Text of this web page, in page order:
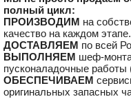
полный цикл:
ПРОИЗВОДИМ на
качество на каждом
ДОСТАВЛЯЕМ по всей
ВЫПОЛНЯЕМ шеф-
пусконаладочные
ОБЕСПЕЧИВАЕМ
оригинальных запасных